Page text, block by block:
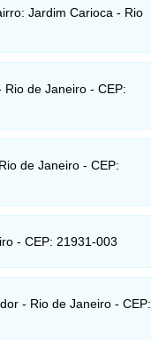
Jardim Carioca - Rio
de Janeiro - CEP:
de Janeiro - CEP:
- CEP: 21931-003
- Rio de Janeiro - CEP: